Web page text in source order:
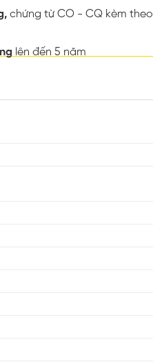
chứng từ CO - CQ kèm theo
lên đến 5 năm